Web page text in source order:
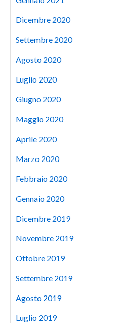
Dicembre 2020
Settembre 2020
Agosto 2020
Luglio 2020
Giugno 2020
Maggio 2020
Aprile 2020
Marzo 2020
Febbraio 2020
Gennaio 2020
Dicembre 2019
Novembre 2019
Ottobre 2019
Settembre 2019
Agosto 2019
Luglio 2019